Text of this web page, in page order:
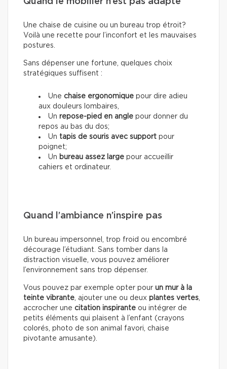
Une chaise de cuisine ou un bureau trop étroit?
Voilà une recette pour l’inconfort et les mauvaises
postures.
Sans dépenser une fortune, quelques choix
stratégiques suffisent :
Une chaise ergonomique pour dire adieu
aux douleurs lombaires,
Un repose-pied en angle pour donner du
repos au bas du dos;
Un tapis de souris avec support pour
poignet;
Un bureau assez large pour accueillir
cahiers et ordinateur.
Quand l’ambiance n’inspire pas
Un bureau impersonnel, trop froid ou encombré
décourage l’étudiant. Sans tomber dans la
distraction visuelle, vous pouvez améliorer
l’environnement sans trop dépenser.
Vous pouvez par exemple opter pour un mur à la
teinte vibrante, ajouter une ou deux plantes vertes,
accrocher une citation inspirante ou intégrer de
petits éléments qui plaisent à l’enfant (crayons
colorés, photo de son animal favori, chaise
pivotante amusante).